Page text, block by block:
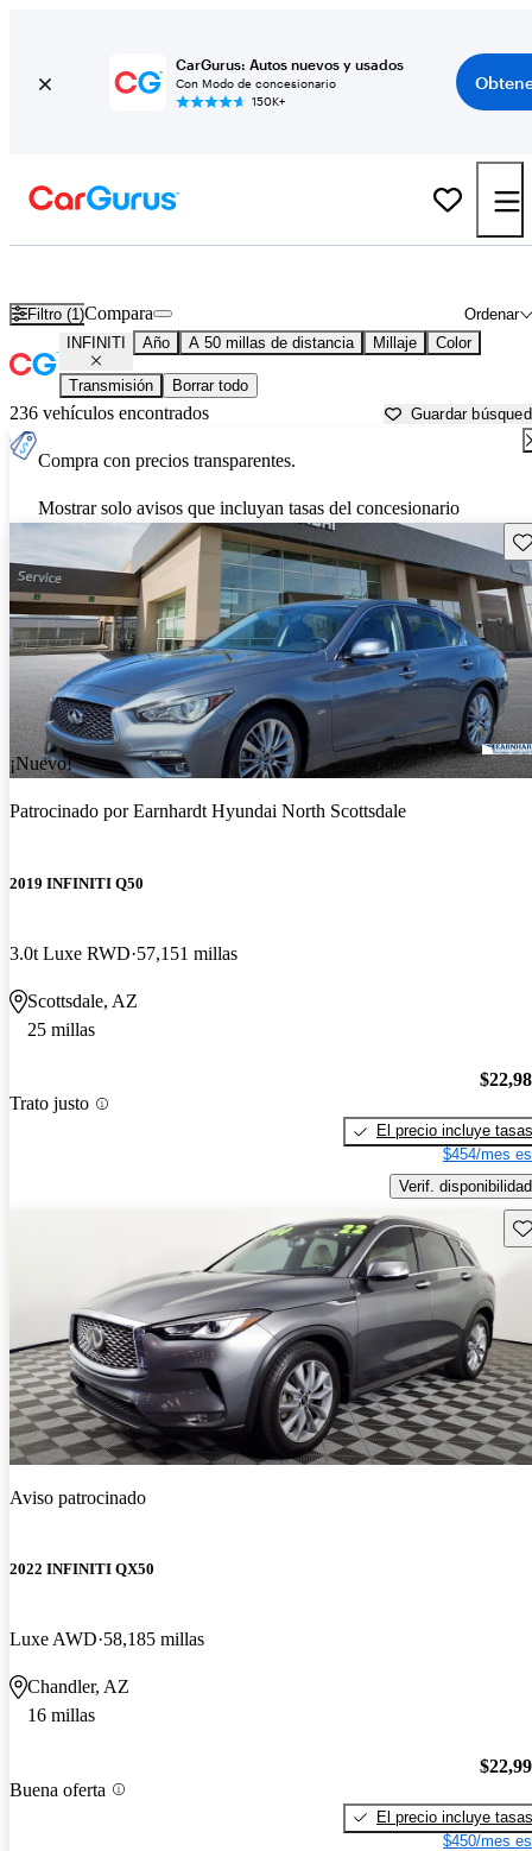
CarGurus: Autos nuevos y usados
Con Modo de concesionario
150K+
Filtro (1) Ordenar
Compara
INFINITI Año A 50 millas de distancia Millaje Color
Transmisión Borrar todo
236 vehículos encontrados Guardar
Compra con precios transparentes.
Mostrar solo avisos que incluyan tasas del concesionario
¡Nuevo!
Patrocinado porEarnhardt Hyundai North Scottsdale
2019 INFINITI Q50
3.0t Luxe RWD 57,151 millas
Scottsdale, AZ
25 millas
Trato justo
El precio incluye tasas
$454/mes
Verif. disponibilidad
Aviso patrocinado
2022 INFINITI QX50
Luxe AWD 58,185 millas
Chandler, AZ
16 millas
Buena oferta
El precio incluye tasas
$450/mes